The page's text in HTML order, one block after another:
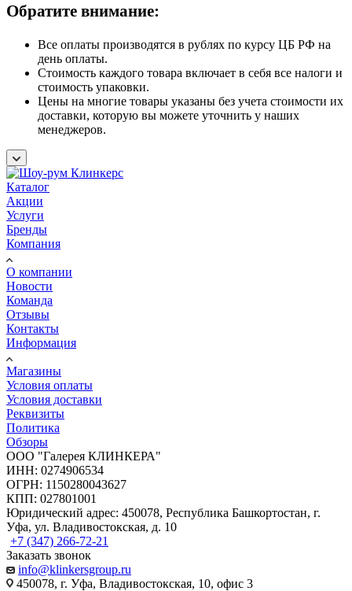
Обратите внимание:
Все оплаты производятся в рублях по курсу ЦБ РФ на
день оплаты.
Стоимость каждого товара включает в себя все налоги и
стоимость упаковки.
Цены на многие товары указаны без учета стоимости их
доставки, которую вы можете уточнить у наших
менеджеров.
Каталог
Акции
Услуги
Бренды
Компания
О компании
Новости
Команда
Отзывы
Контакты
Информация
Магазины
Условия оплаты
Условия доставки
Реквизиты
Политика
Обзоры
ООО "Галерея КЛИНКЕРА"
ИНН: 0274906534
ОГРН: 1150280043627
КПП: 027801001
Юридический адрес: 450078, Республика Башкортостан, г.
Уфа, ул. Владивостокская, д. 10
+7 (347) 266-72-21
Заказать звонок
info@klinkersgroup.ru
450078, г. Уфа, Владивостокская, 10, офис 3